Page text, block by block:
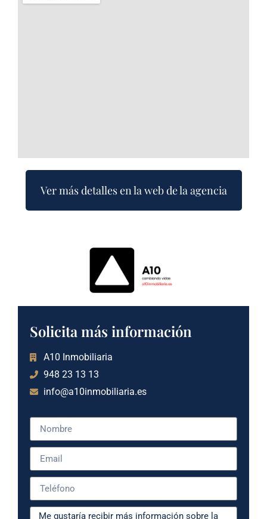
Ver más detalles en la web de la agencia
Solicita más información
A10 Inmobiliaria
948 23 13 13
info@a10inmobiliaria.es